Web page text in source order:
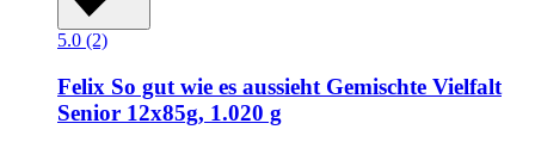
5.0 (2)
Felix So gut wie es aussieht Gemischte Vielfalt
Senior 12x85g, 1.020 g